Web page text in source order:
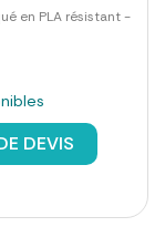
en PLA résistant -
DEVIS